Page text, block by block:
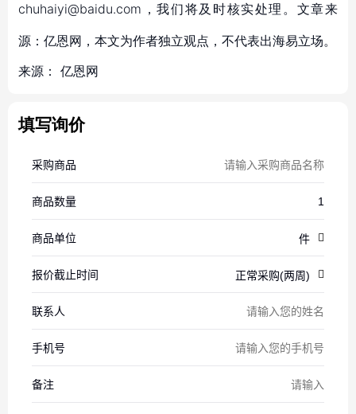
chuhaiyi@baidu.com，我们将及时核实处理。文章来
源：亿恩网，本文为作者独立观点，不代表出海易立场。
来源： 亿恩网
填写询价